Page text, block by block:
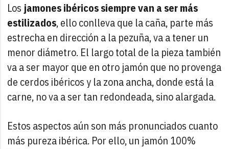
Los jamones ibéricos siempre van a ser más
estilizados, ello conlleva que la caña, parte más
estrecha en dirección a la pezuña, va a tener un
menor diámetro. El largo total de la pieza también
va a ser mayor que en otro jamón que no provenga
de cerdos ibéricos y la zona ancha, donde está la
carne, no va a ser tan redondeada, sino alargada.
Estos aspectos aún son más pronunciados cuanto
más pureza ibérica. Por ello, un jamón 100%